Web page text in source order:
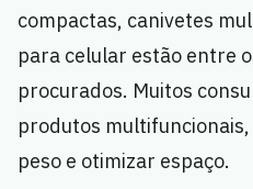
compactas, canivetes
para celular estão entre
procurados. Muitos
produtos
peso e otimizar espaço.